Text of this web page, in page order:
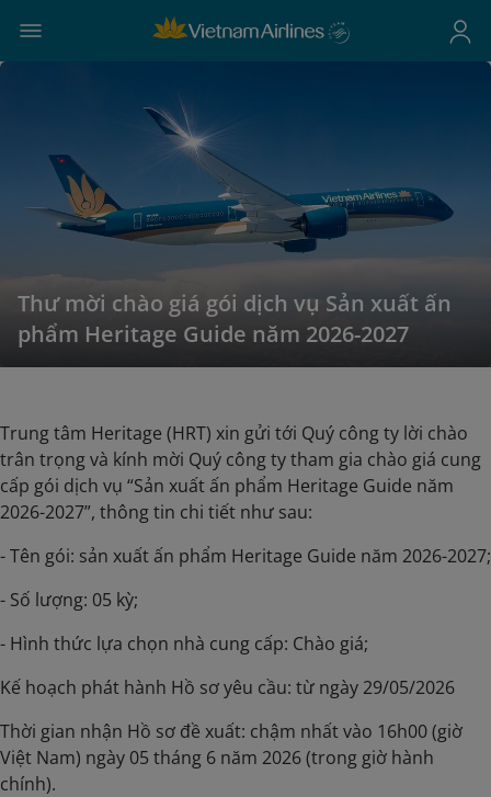
Thư mời chào giá gói dịch vụ Sản xuất ấn
phẩm Heritage Guide năm 2026-2027
Trung tâm Heritage (HRT) xin gửi tới Quý công ty lời chào
trân trọng và kính mời Quý công ty tham gia chào giá cung
cấp gói dịch vụ “Sản xuất ấn phẩm Heritage Guide năm
2026-2027”, thông tin chi tiết như sau:
- Tên gói: sản xuất ấn phẩm Heritage Guide năm 2026-2027;
- Số lượng: 05 kỳ;
- Hình thức lựa chọn nhà cung cấp: Chào giá;
Kế hoạch phát hành Hồ sơ yêu cầu: từ ngày 29/05/2026
Thời gian nhận Hồ sơ đề xuất: chậm nhất vào 16h00 (giờ
Việt Nam) ngày 05 tháng 6 năm 2026 (trong giờ hành
chính).